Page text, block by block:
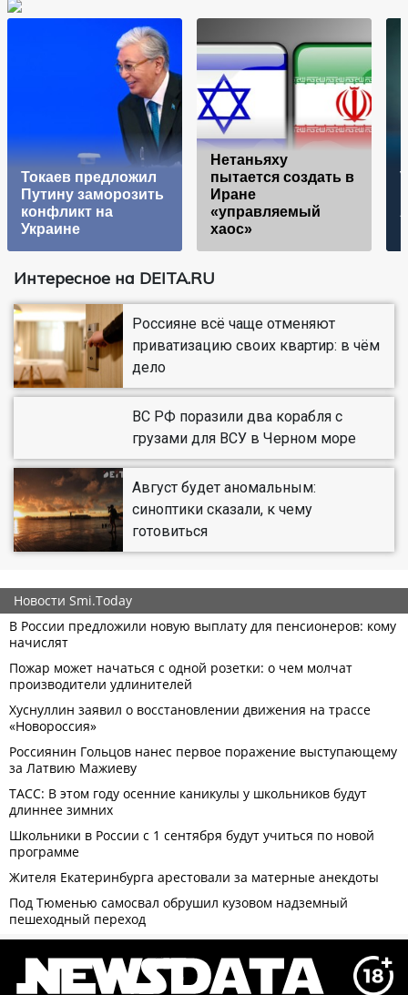
Токаев предложил
Путину заморозить
конфликт на
Украине
Нетаньяху
пытается создать в
Иране
«управляемый
хаос»
Интересное на DEITA.RU
Россияне всё чаще отменяют
приватизацию своих квартир: в чём
дело
ВС РФ поразили два корабля с
грузами для ВСУ в Черном море
Август будет аномальным:
синоптики сказали, к чему
готовиться